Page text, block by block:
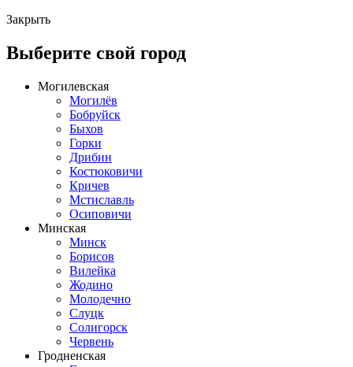
Закрыть
Выберите свой город
Могилевская
Могилёв
Бобруйск
Быхов
Горки
Дрибин
Костюковичи
Кричев
Мстиславль
Осиповичи
Минская
Минск
Борисов
Вилейка
Жодино
Молодечно
Слуцк
Солигорск
Червень
Гродненская